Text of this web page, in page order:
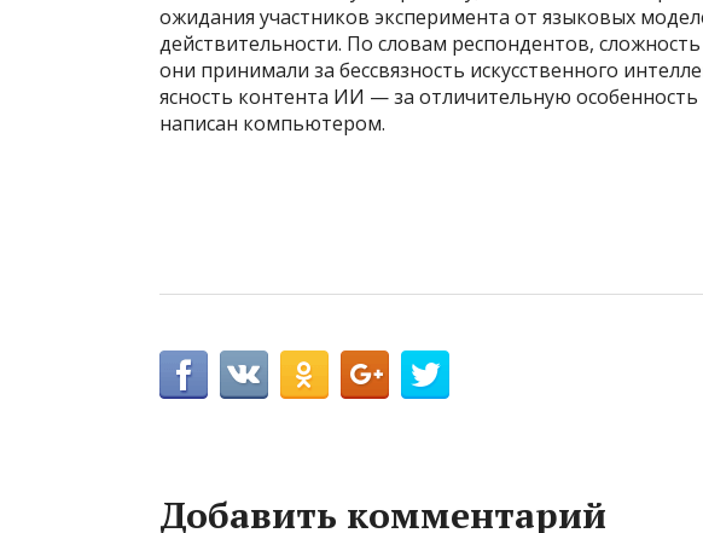
ожидания участников эксперимента от языковых
действительности. По словам респондентов,
они принимали за бессвязность искусственного
ясность контента ИИ — за отличительную
написан компьютером.
Добавить комментарий